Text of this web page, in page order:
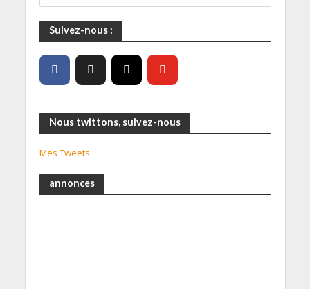
Suivez-nous :
Nous twittons, suivez-nous
Mes Tweets
annonces